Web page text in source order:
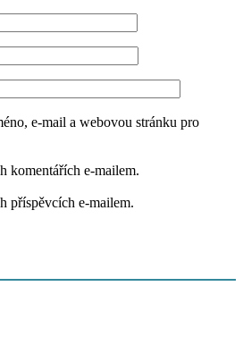
e-mail a webovou stránku pro
komentářích e-mailem.
příspěvcích e-mailem.